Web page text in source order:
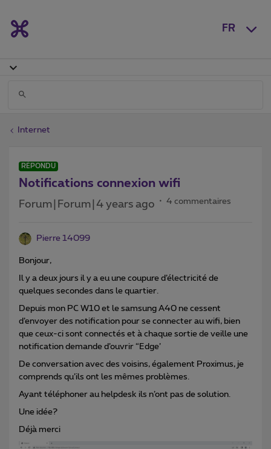
FR
Internet
RÉPONDU
Notifications connexion wifi
Forum|Forum|4 years ago 4 commentaires
Pierre 14099
Bonjour,
Il y a deux jours il y a eu une coupure d’électricité de
quelques secondes dans le quartier.
Depuis mon PC W10 et le samsung A40 ne cessent
d’envoyer des notification pour se connecter au wifi, bien
que ceux-ci sont connectés et à chaque sortie de veille une
notification demande d’ouvrir “Edge’
De conversation avec des voisins, également Proximus, je
comprends qu’ils ont les mêmes problèmes.
Ayant téléphoner au helpdesk ils n’ont pas de solution.
Une idée?
Déjà merci